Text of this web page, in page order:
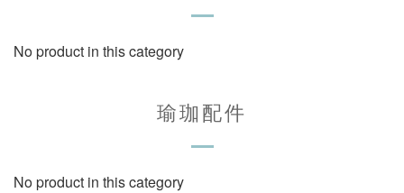
No product in this category
瑜珈配件
No product in this category